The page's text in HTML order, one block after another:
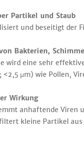
Partikel und Staub
und beseitigt der
Bakterien,
eine sehr
μm) wie Pollen,
Wirkung
anhaftende Viren
kleine Partikel